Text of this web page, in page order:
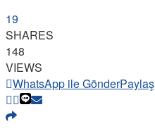
19
SHARES
148
VIEWS
WhatsApp ile GönderPaylaş